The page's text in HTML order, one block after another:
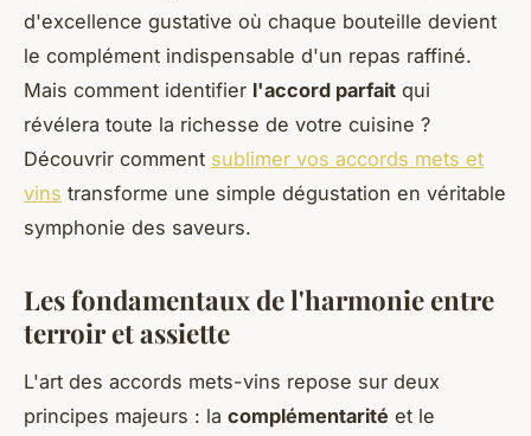
d'excellence gustative où chaque bouteille devient
le complément indispensable d'un repas raffiné.
Mais comment identifier l'accord parfait qui
révélera toute la richesse de votre cuisine ?
Découvrir comment sublimer vos accords mets et
vins transforme une simple dégustation en véritable
symphonie des saveurs.
Les fondamentaux de l'harmonie entre
terroir et assiette
L'art des accords mets-vins repose sur deux
principes majeurs : la complémentarité et le